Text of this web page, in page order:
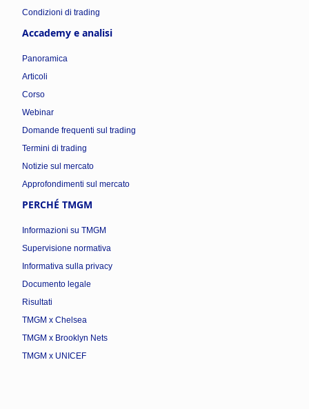
Condizioni di trading
Accademy e analisi
Panoramica
Articoli
Corso
Webinar
Domande frequenti sul trading
Termini di trading
Notizie sul mercato
Approfondimenti sul mercato
PERCHÉ TMGM
Informazioni su TMGM
Supervisione normativa
Informativa sulla privacy
Documento legale
Risultati
TMGM x Chelsea
TMGM x Brooklyn Nets
TMGM x UNICEF